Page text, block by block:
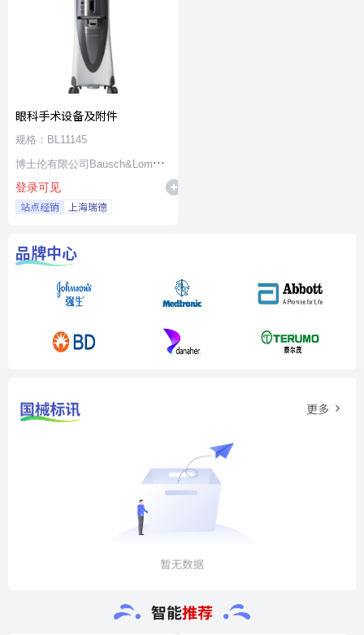
眼科手术设备及附件
规格：BL11145
博士伦有限公司Bausch&Lomb
Incorporated
登录可见
站点经销 上海瑞德
品牌中心